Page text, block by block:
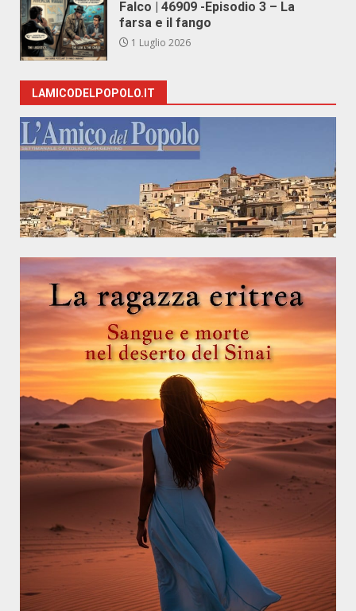
Falco | 46909 -Episodio 3 – La
farsa e il fango
1 Luglio 2026
LAMICODELPOPOLO.IT